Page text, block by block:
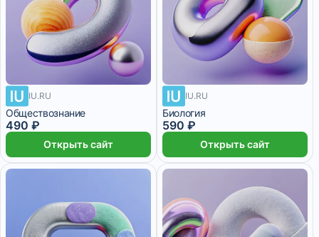
IU.RU
Обществознание
490 ₽
Открыть сайт
IU.RU
Биология
590 ₽
Открыть сайт